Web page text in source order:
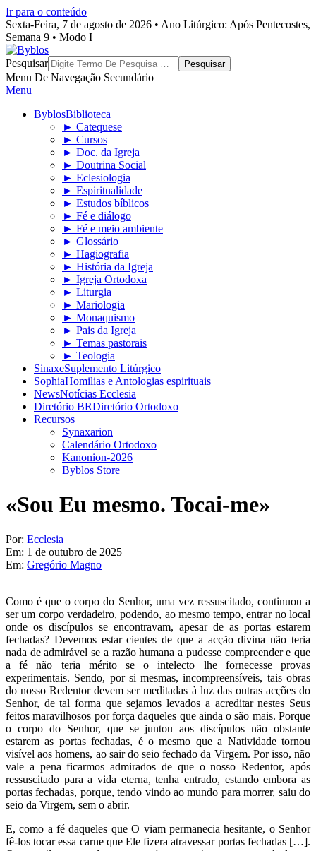
Ir para o conteúdo
Sexta-Feira, 7 de agosto de 2026 • Ano Litúrgico: Após Pentecostes,
Semana 9 • Modo I
Byblos
Pesquisar
Menu De Navegação Secundário
Menu
ByblosBiblioteca
► Catequese
► Cursos
► Doc. da Igreja
► Doutrina Social
► Eclesiologia
► Espiritualidade
► Estudos bíblicos
► Fé e diálogo
► Fé e meio ambiente
► Glossário
► Hagiografia
► História da Igreja
► Igreja Ortodoxa
► Liturgia
► Mariologia
► Monaquismo
► Pais da Igreja
► Temas pastorais
► Teologia
SinaxeSuplemento Litúrgico
SophiaHomilias e Antologias espirituais
NewsNotícias Ecclesia
Diretório BRDiretório Ortodoxo
Recursos
Synaxarion
Calendário Ortodoxo
Kanonion-2026
Byblos Store
«Sou Eu mesmo. Tocai-me»
Por: Ecclesia
Em: 1 de outubro de 2025
Em: Gregório Magno
Como é que o corpo do Senhor, uma vez ressuscitado, continuou a
ser um corpo verdadeiro, podendo, ao mesmo tempo, entrar no local
onde os discípulos se encontravam, apesar de as portas estarem
fechadas? Devemos estar cientes de que a acção divina não teria
nada de admirável se a razão humana a pudesse compreender e que
a fé não teria mérito se o intelecto lhe fornecesse provas
experimentais. Sendo, por si mesmas, incompreensíveis, tais obras
do nosso Redentor devem ser meditadas à luz das outras acções do
Senhor, de tal forma que sejamos levados a acreditar nestes Seus
feitos maravilhosos por força daqueles que ainda o são mais. Porque
o corpo do Senhor, que se juntou aos discípulos não obstante
estarem as portas fechadas, é o mesmo que a Natividade tornou
visível aos homens, ao sair do seio fechado da Virgem. Por isso, não
vale a pena ficarmos admirados de que o nosso Redentor, após
ressuscitado para a vida eterna, tenha entrado, estando embora as
portas fechadas, porque, tendo vindo ao mundo para morrer, saiu do
seio da Virgem, sem o abrir.
E, como a fé daqueles que O viam permanecia hesitante, o Senhor
fê-los tocar essa carne que Ele fizera atravessar portas fechadas […].